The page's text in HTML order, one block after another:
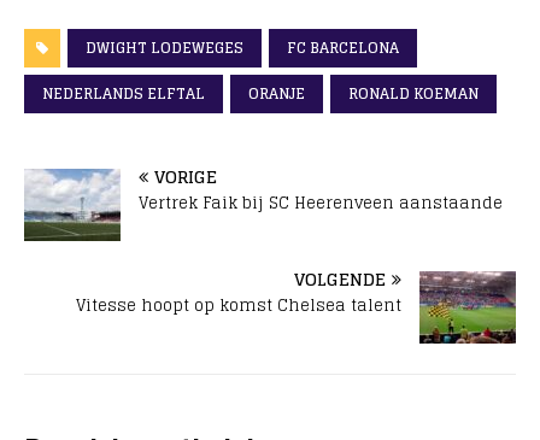
DWIGHT LODEWEGES
FC BARCELONA
NEDERLANDS ELFTAL
ORANJE RONALD KOEMAN
VORIGE
Vertrek Faik bij SC Heerenveen aanstaande
VOLGENDE
Vitesse hoopt op komst Chelsea talent